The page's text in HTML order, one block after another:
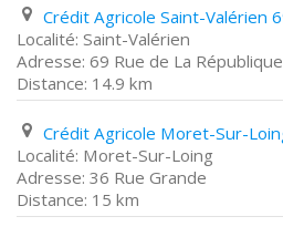
Saint-Valérien
69 Rue de La République
14.9 km
Moret-Sur-Loing
36 Rue Grande
15 km